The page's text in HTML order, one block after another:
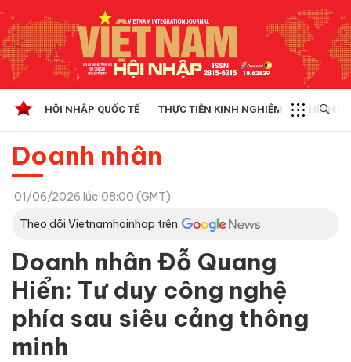
HỘI NHẬP QUỐC TẾ THỰC TIỄN KINH NGHIỆM CHÍNH
Doanh nhân
01/06/2026 lúc 08:00 (GMT)
Theo dõi Vietnamhoinhap trên
Doanh nhân Đỗ Quang
Hiển: Tư duy công nghệ
phía sau siêu cảng thông
minh